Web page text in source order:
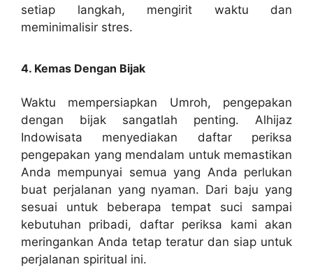
setiap langkah, mengirit waktu dan
meminimalisir stres.
4. Kemas Dengan Bijak
Waktu mempersiapkan Umroh, pengepakan
dengan bijak sangatlah penting. Alhijaz
Indowisata menyediakan daftar periksa
pengepakan yang mendalam untuk memastikan
Anda mempunyai semua yang Anda perlukan
buat perjalanan yang nyaman. Dari baju yang
sesuai untuk beberapa tempat suci sampai
kebutuhan pribadi, daftar periksa kami akan
meringankan Anda tetap teratur dan siap untuk
perjalanan spiritual ini.